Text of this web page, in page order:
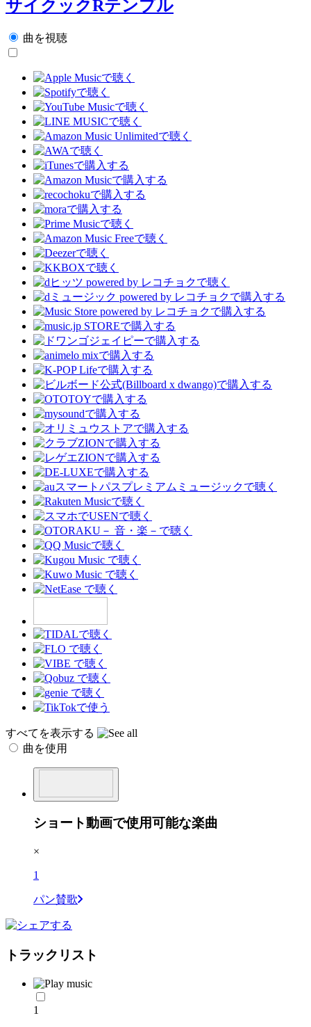
サイクックRテンプル
曲を視聴
すべてを表示する
曲を使用
ショート動画で使用可能な楽曲
×
1
パン賛歌
トラックリスト
1